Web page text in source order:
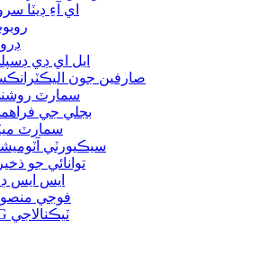
اي آءِ ڊيٽا
ايل اي ڊي
صارفين جون
سمارٽ
بجلي جي
سمارٽ
سيڪيورٽي
توانائي جو
ايس ايس
فوجي
5G ٽيڪنالاجي